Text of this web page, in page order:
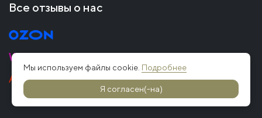
Все отзывы о нас
Мы используем файлы cookie. Подробнее
Я согласен(-на)